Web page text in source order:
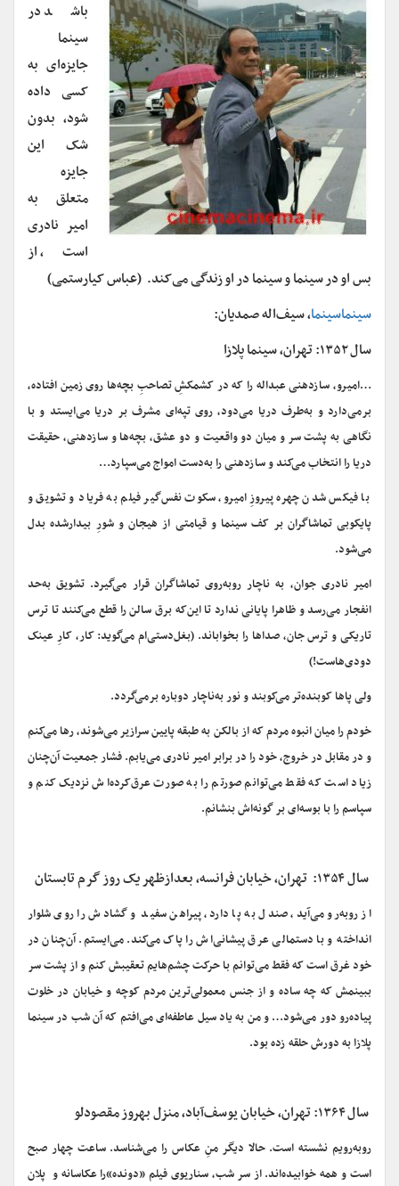
باشد در
سینما
جایزهای به
کسی داده
شود، بدون
شک این
جایزه
متعلق به
امیر نادری
است، از
بس او در سینما و سینما در او زندگی میکند. (عباس کیارستمی)
سینماسینما، سیف‌اله صمدیان:
سال ۱۳۵۲: تهران، سینما پلازا
…امیرو، ‌سازدهنی عبداله را که در کشمکشِ تصاحبِ بچه‌ها روی زمین افتاده،
برمی‌دارد و به‌طرف دریا می‌دود، روی تپه‌ای مشرف بر دریا می‌ایستد و با
نگاهی به پشت سر و میان دو واقعیت و دو عشق، بچه‌ها و سازدهنی، حقیقت
دریا را انتخاب می‌کند و سازدهنی را به‌دست امواج می‌سپارد…
با فیکس شدن چهره پیروزِ امیرو، سکوت نفس‌گیر فیلم به فریاد و تشویق و
پایکوبی تماشاگران بر کف سینما و قیامتی از هیجان و شورِ بیدارشده بدل
می‌شود.
امیر نادری جوان، به ‌ناچار روبه‌روی تماشاگران قرار می‌گیرد. تشویق به‌حد
انفجار می‌رسد و ظاهرا پایانی ندارد تا این‌که برق سالن را قطع می‌کنند تا ترس
تاریکی و ترس جان، صداها را بخواباند. (بغل‌دستی‌ام می‌گوید: کار، کارِ عینک
دودی‌هاست!)
ولی پاها کوبنده‌تر می‌کوبند و نور به‌ناچار دوباره برمی‌گردد.
خودم را میان انبوه مردم که از بالکن به طبقه پایین سرازیر می‌شوند، رها می‌کنم
و در مقابل در خروج، خود را در برابر امیر نادری می‌یابم. فشار جمعیت آن‌چنان
زیاد است که فقط می‌توانم صورتم را به صورت عرق‌کرده‌اش نزدیک کنم و
سپاسم را با بوسه‌ای بر گونه‌اش بنشانم.
سال ۱۳۵۴: تهران، خیابان فرانسه، بعدازظهر یک روز گرم تابستان
از روبه‌رو می‌آید، صندل به پا دارد، پیراهن سفید و گشادش را روی شلوار
انداخته و با دستمالی عرق پیشانی‌اش را پاک می‌کند. می‌ایستم. آن‌چنان در
خود غرق است که فقط می‌توانم با حرکت چشم‌هایم تعقیبش کنم و از پشت سر
ببینمش که چه ساده و از جنس معمولی‌ترین مردم کوچه و خیابان در خلوت
پیاده‌رو دور می‌شود… و من به‌ یاد سیل عاطفه‌ای می‌افتم که آن شب در سینما
پلازا به دورش حلقه زده بود.
سال ۱۳۶۴: تهران، خیابان یوسف آباد، منزل بهروز مقصودلو
رو‌به‌رویم نشسته است. حالا دیگر منِ عکاس را می‌شناسد. ساعت چهار صبح
است و همه خوابیده‌اند. از سر شب، سناریوی فیلم «دونده»را عکاسانه و پلان